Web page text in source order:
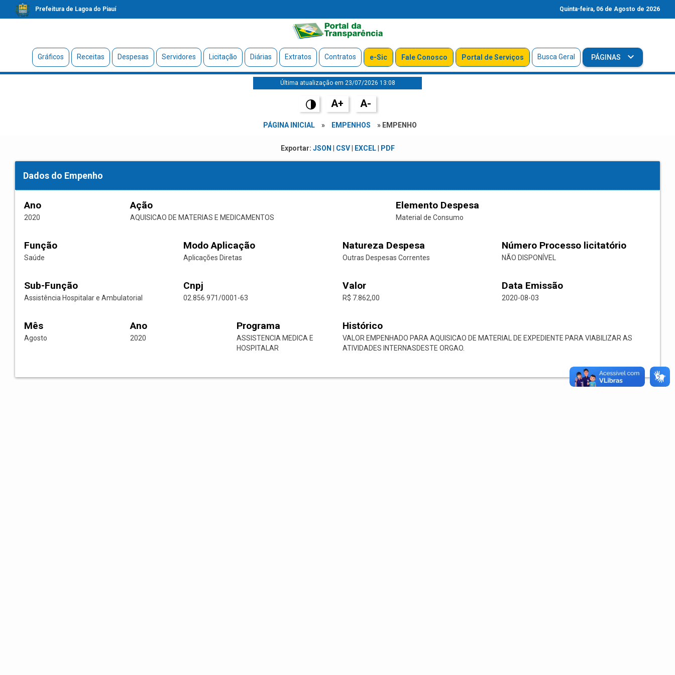
Prefeitura de Lagoa do Piauí Quinta-feira, 06 de Agosto de 2026
Gráficos Receitas Despesas Servidores Licitação Diárias Extratos Contratos e-Sic Fale Conosco Portal de Serviços Busca Geral PÁGINAS
Última atualização em 23/07/2026 13:08
A+ A-
PÁGINA INICIAL » EMPENHOS » EMPENHO
Exportar: JSON CSV| EXCEL| PDF
Dados do Empenho
Ano
2020
Ação
AQUISICAO DE MATERIAS E MEDICAMENTOS
Elemento Despesa
Material de Consumo
Função
Saúde
Modo Aplicação
Aplicações Diretas
Natureza Despesa
Outras Despesas Correntes
Número Processo licitatório
NÃO DISPONÍVEL
Sub-Função
Assistência Hospitalar e Ambulatorial
Cnpj
02.856.971/0001-63
Valor
R$ 7.862,00
Data Emissão
2020-08-03
Mês
Agosto
Ano
2020
Programa
ASSISTENCIA MEDICA E
HOSPITALAR
Histórico
VALOR EMPENHADO PARA AQUISICAO DE MATERIAL DE EXPEDIENTE PARA VIABILIZAR AS
ATIVIDADES INTERNASDESTE ORGAO.